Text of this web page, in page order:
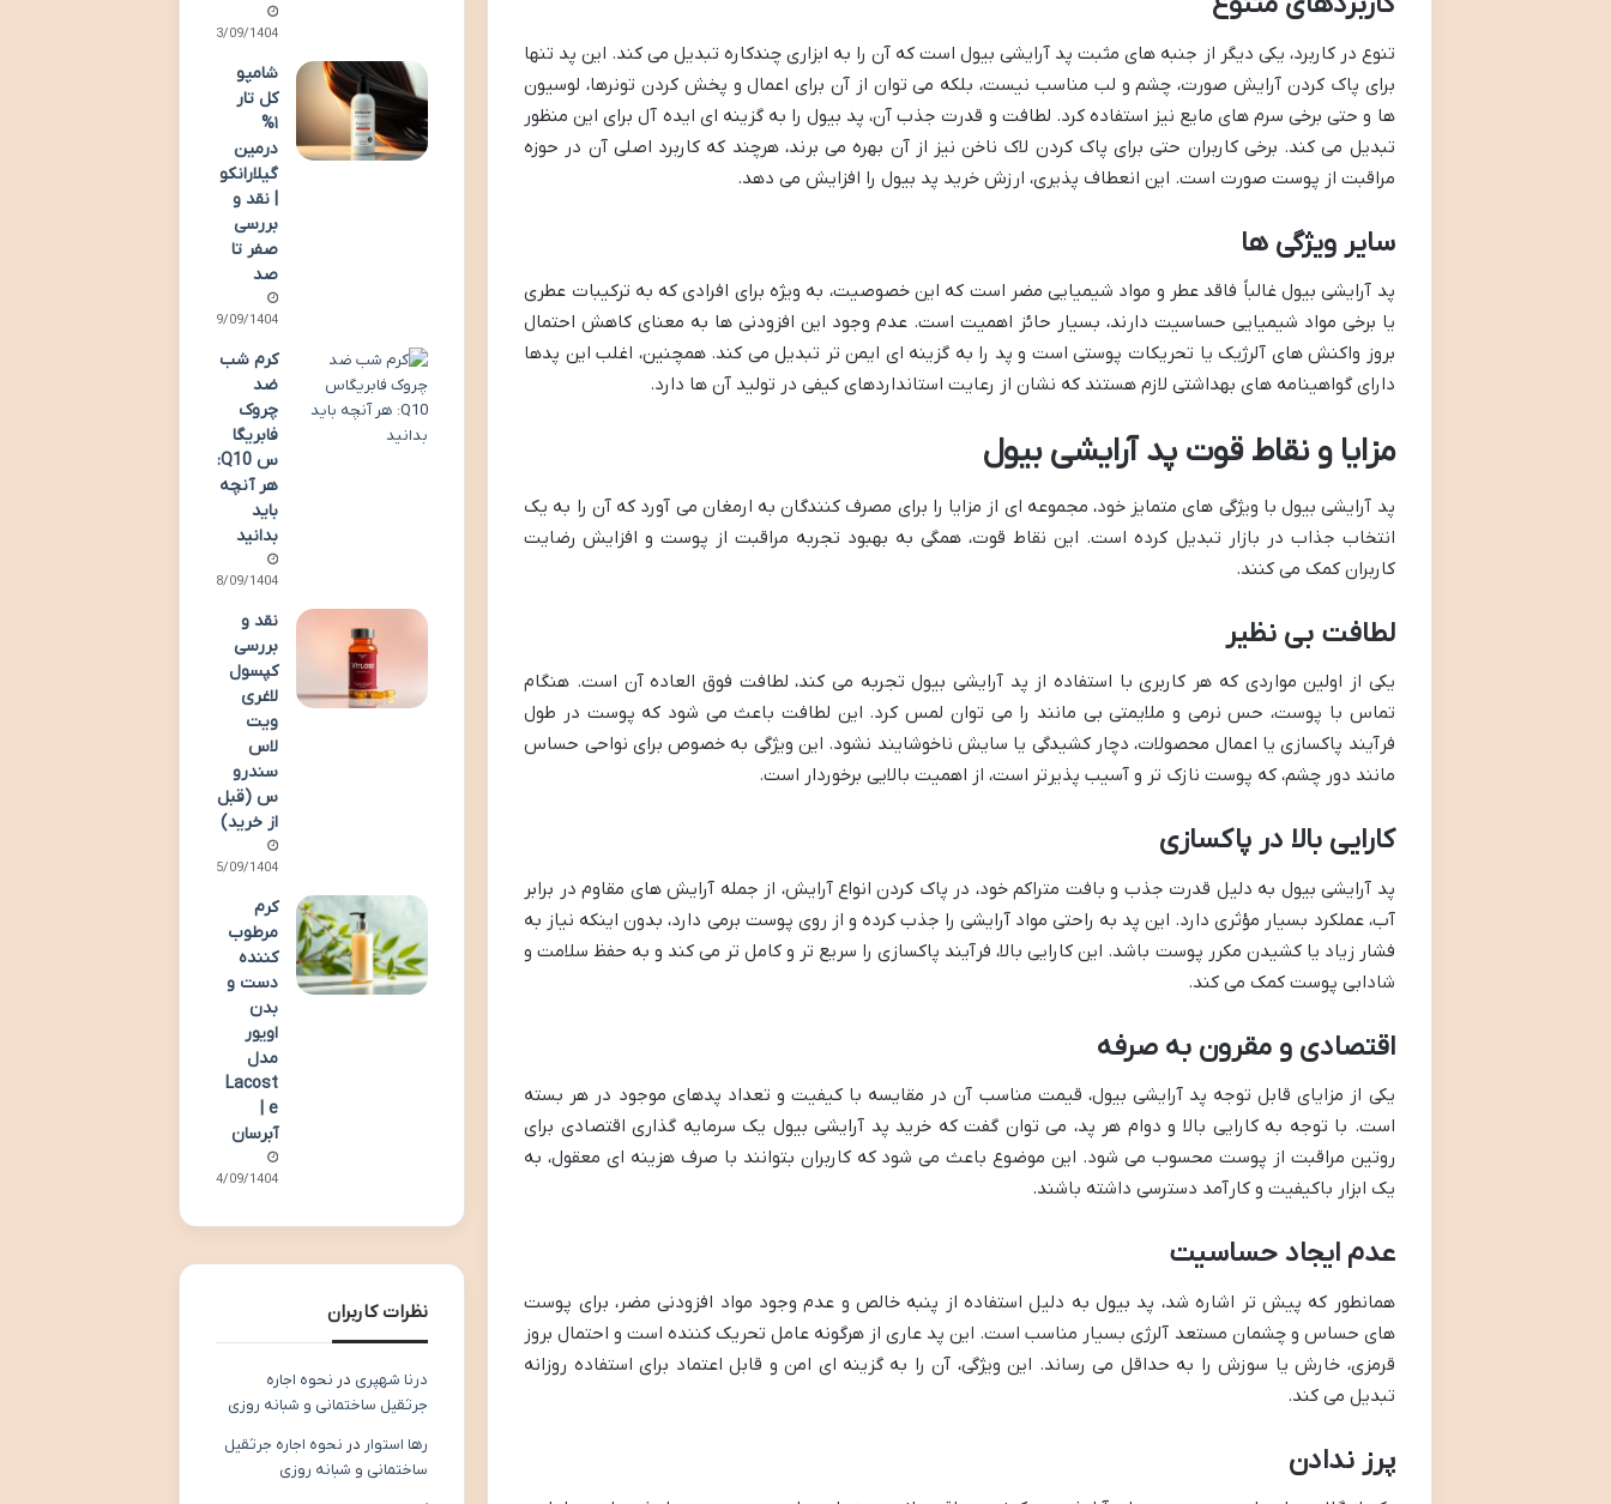
تنوع در کاربرد، یکی دیگر از جنبه های مثبت پد آرایشی بیول است که آن را به ابزاری چندکاره تبدیل می کند. این پد تنها
برای پاک کردن آرایش صورت، چشم و لب مناسب نیست، بلکه می توان از آن برای اعمال و پخش کردن تونرها، لوسیون
ها و حتی برخی سرم های مایع نیز استفاده کرد. لطافت و قدرت جذب آن، پد بیول را به گزینه ای ایده آل برای این منظور
تبدیل می کند. برخی کاربران حتی برای پاک کردن لاک ناخن نیز از آن بهره می برند، هرچند که کاربرد اصلی آن در حوزه
مراقبت از پوست صورت است. این انعطاف پذیری، ارزش خرید پد بیول را افزایش می دهد.
سایر ویژگی ها
پد آرایشی بیول غالباً فاقد عطر و مواد شیمیایی مضر است که این خصوصیت، به ویژه برای افرادی که به ترکیبات عطری
یا برخی مواد شیمیایی حساسیت دارند، بسیار حائز اهمیت است. عدم وجود این افزودنی ها به معنای کاهش احتمال
بروز واکنش های آلرژیک یا تحریکات پوستی است و پد را به گزینه ای ایمن تر تبدیل می کند. همچنین، اغلب این پدها
دارای گواهینامه های بهداشتی لازم هستند که نشان از رعایت استانداردهای کیفی در تولید آن ها دارد.
مزایا و نقاط قوت پد آرایشی بیول
پد آرایشی بیول با ویژگی های متمایز خود، مجموعه ای از مزایا را برای مصرف کنندگان به ارمغان می آورد که آن را به یک
انتخاب جذاب در بازار تبدیل کرده است. این نقاط قوت، همگی به بهبود تجربه مراقبت از پوست و افزایش رضایت
کاربران کمک می کنند.
لطافت بی نظیر
یکی از اولین مواردی که هر کاربری با استفاده از پد آرایشی بیول تجربه می کند، لطافت فوق العاده آن است. هنگام
تماس با پوست، حس نرمی و ملایمتی بی مانند را می توان لمس کرد. این لطافت باعث می شود که پوست در طول
فرآیند پاکسازی یا اعمال محصولات، دچار کشیدگی یا سایش ناخوشایند نشود. این ویژگی به خصوص برای نواحی حساس
مانند دور چشم، که پوست نازک تر و آسیب پذیرتر است، از اهمیت بالایی برخوردار است.
کارایی بالا در پاکسازی
پد آرایشی بیول به دلیل قدرت جذب و بافت متراکم خود، در پاک کردن انواع آرایش، از جمله آرایش های مقاوم در برابر
آب، عملکرد بسیار مؤثری دارد. این پد به راحتی مواد آرایشی را جذب کرده و از روی پوست برمی دارد، بدون اینکه نیاز به
فشار زیاد یا کشیدن مکرر پوست باشد. این کارایی بالا، فرآیند پاکسازی را سریع تر و کامل تر می کند و به حفظ سلامت و
شادابی پوست کمک می کند.
اقتصادی و مقرون به صرفه
یکی از مزایای قابل توجه پد آرایشی بیول، قیمت مناسب آن در مقایسه با کیفیت و تعداد پدهای موجود در هر بسته
است. با توجه به کارایی بالا و دوام هر پد، می توان گفت که خرید پد آرایشی بیول یک سرمایه گذاری اقتصادی برای
روتین مراقبت از پوست محسوب می شود. این موضوع باعث می شود که کاربران بتوانند با صرف هزینه ای معقول، به
یک ابزار باکیفیت و کارآمد دسترسی داشته باشند.
عدم ایجاد حساسیت
همانطور که پیش تر اشاره شد، پد بیول به دلیل استفاده از پنبه خالص و عدم وجود مواد افزودنی مضر، برای پوست
های حساس و چشمان مستعد آلرژی بسیار مناسب است. این پد عاری از هرگونه عامل تحریک کننده است و احتمال بروز
قرمزی، خارش یا سوزش را به حداقل می رساند. این ویژگی، آن را به گزینه ای امن و قابل اعتماد برای استفاده روزانه
تبدیل می کند.
پرز ندادن
23/09/1404
شامپو
کل تار
۱%
درمین
گیلارانکو
| نقد و
بررسی
صفر تا
صد
19/09/1404
کرم شب
ضد
چروک
فابریگا
س Q10:
هر آنچه
باید
بدانید
18/09/1404
نقد و
بررسی
کپسول
لاغری
ویت
لاس
سندرو
س (قبل
از خرید)
15/09/1404
کرم
مرطوب
کننده
دست و
بدن
اویور
مدل
Lacost
e |
آبرسان
14/09/1404
نظرات کاربران
درنا شهپری در نحوه اجاره
جرثقیل ساختمانی و شبانه روزی
رها استوار در نحوه اجاره جرثقیل
ساختمانی و شبانه روزی